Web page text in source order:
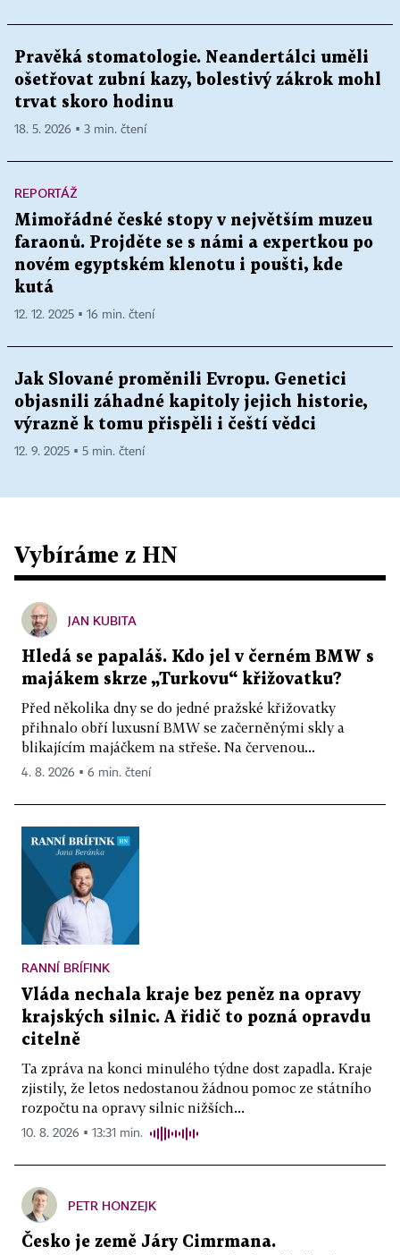
Pravěká stomatologie. Neandertálci uměli
ošetřovat zubní kazy, bolestivý zákrok mohl
trvat skoro hodinu
18. 5. 2026 ▪ 3 min. čtení
REPORTÁŽ
Mimořádné české stopy v největším muzeu
faraonů. Projděte se s námi a expertkou po
novém egyptském klenotu i poušti, kde
kutá
12. 12. 2025 ▪ 16 min. čtení
Jak Slované proměnili Evropu. Genetici
objasnili záhadné kapitoly jejich historie,
výrazně k tomu přispěli i čeští vědci
12. 9. 2025 ▪ 5 min. čtení
Vybíráme z HN
JAN KUBITA
Hledá se papaláš. Kdo jel v černém BMW s
majákem skrze „Turkovu“ křižovatku?
Před několika dny se do jedné pražské křižovatky
přihnalo obří luxusní BMW se začerněnými skly a
blikajícím majáčkem na střeše. Na červenou...
4. 8. 2026 ▪ 6 min. čtení
RANNÍ BRÍFINK
Vláda nechala kraje bez peněz na opravy
krajských silnic. A řidič to pozná opravdu
citelně
Ta zpráva na konci minulého týdne dost zapadla. Kraje
zjistily, že letos nedostanou žádnou pomoc ze státního
rozpočtu na opravy silnic nižších...
10. 8. 2026 ▪ 13:31 min.
PETR HONZEJK
Česko je země Járy Cimrmana.